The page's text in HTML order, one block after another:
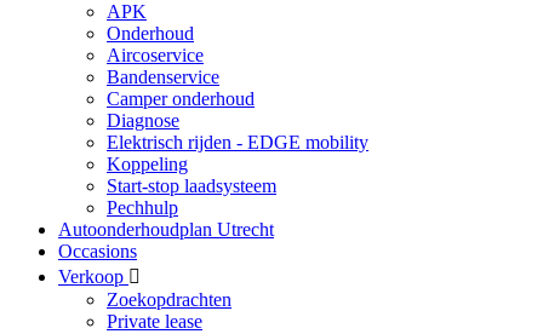
APK
Onderhoud
Aircoservice
Bandenservice
Camper onderhoud
Diagnose
Elektrisch rijden - EDGE mobility
Koppeling
Start-stop laadsysteem
Pechhulp
Autoonderhoudplan Utrecht
Occasions
Verkoop
Zoekopdrachten
Private lease